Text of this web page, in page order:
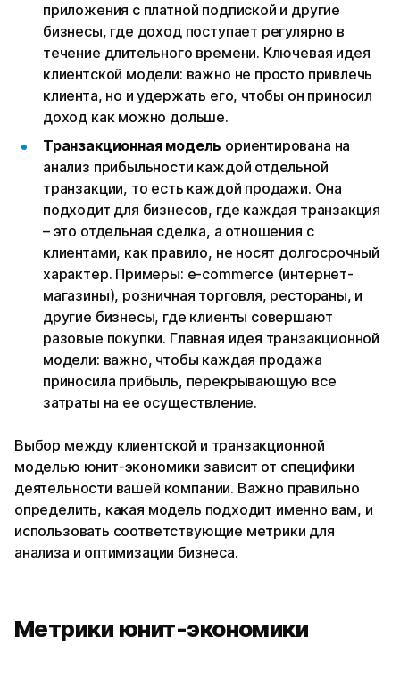
приложения с платной подпиской и другие
бизнесы, где доход поступает регулярно в
течение длительного времени. Ключевая идея
клиентской модели: важно не просто привлечь
клиента, но и удержать его, чтобы он приносил
доход как можно дольше.
Транзакционная модель ориентирована на
анализ прибыльности каждой отдельной
транзакции, то есть каждой продажи. Она
подходит для бизнесов, где каждая транзакция
– это отдельная сделка, а отношения с
клиентами, как правило, не носят долгосрочный
характер. Примеры: e-commerce (интернет-
магазины), розничная торговля, рестораны, и
другие бизнесы, где клиенты совершают
разовые покупки. Главная идея транзакционной
модели: важно, чтобы каждая продажа
приносила прибыль, перекрывающую все
затраты на ее осуществление.
Выбор между клиентской и транзакционной
моделью юнит-экономики зависит от специфики
деятельности вашей компании. Важно правильно
определить, какая модель подходит именно вам, и
использовать соответствующие метрики для
анализа и оптимизации бизнеса.
Метрики юнит-экономики